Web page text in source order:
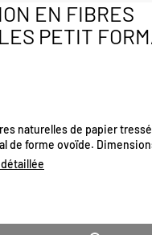
EN FIBRES
PETIT
naturelles de papier
de forme ovoïde.